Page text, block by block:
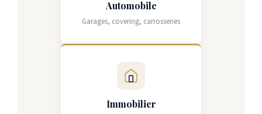
Automobile
Garages, covering, carrosseries
Immobilier